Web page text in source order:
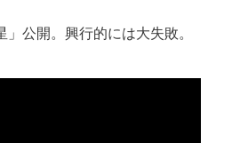
」公開。興行的には大失敗。